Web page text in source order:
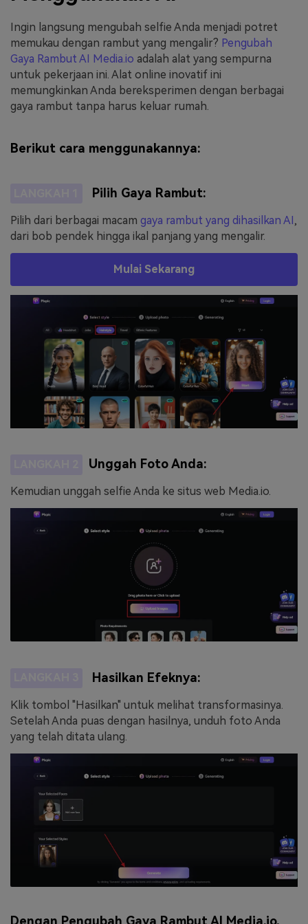
Ingin langsung mengubah selfie Anda menjadi potret
memukau dengan rambut yang mengalir? Pengubah
Gaya Rambut AI Media.io adalah alat yang sempurna
untuk pekerjaan ini. Alat online inovatif ini
memungkinkan Anda bereksperimen dengan berbagai
gaya rambut tanpa harus keluar rumah.
Berikut cara menggunakannya:
Pilih Gaya Rambut:
Pilih dari berbagai macam gaya rambut yang dihasilkan AI,
dari bob pendek hingga ikal panjang yang mengalir.
Mulai Sekarang
Unggah Foto Anda:
Kemudian unggah selfie Anda ke situs web Media.io.
Hasilkan Efeknya:
Klik tombol "Hasilkan" untuk melihat transformasinya.
Setelah Anda puas dengan hasilnya, unduh foto Anda
yang telah ditata ulang.
Dengan Pengubah Gaya Rambut AI Media.io,